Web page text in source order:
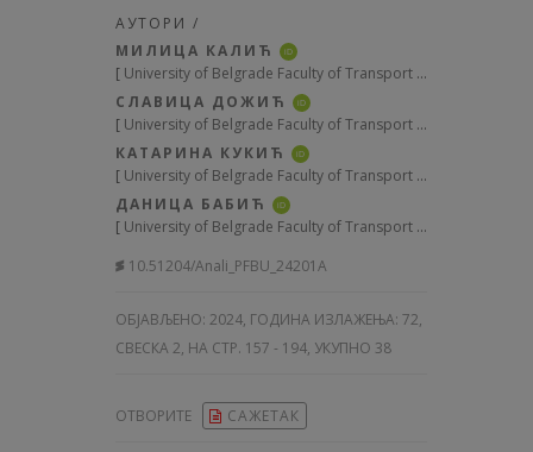
АУТОРИ /
МИЛИЦА КАЛИЋ
iD
[ University of Belgrade Faculty of Transport and Traffic Engineering
СЛАВИЦА ДОЖИЋ
iD
[ University of Belgrade Faculty of Transport and Traffic Engineering
КАТАРИНА КУКИЋ
iD
[ University of Belgrade Faculty of Transport and Traffic Engineering
ДАНИЦА БАБИЋ
iD
[ University of Belgrade Faculty of Transport and Traffic Engineering
10.51204/Anali_PFBU_24201A
ОБЈАВЉЕНО: 2024, ГОДИНА ИЗЛАЖЕЊА: 72,
СВЕСКА 2, НА СТР. 157 - 194, УКУПНО 38
ОТВОРИТЕ САЖЕТАК